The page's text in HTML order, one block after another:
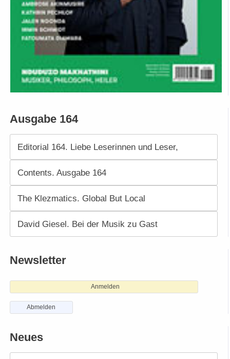
Ausgabe 164
Editorial 164. Liebe Leserinnen und Leser,
Contents. Ausgabe 164
The Klezmatics. Global But Local
David Giesel. Bei der Musik zu Gast
Newsletter
Anmelden
Abmelden
Neues